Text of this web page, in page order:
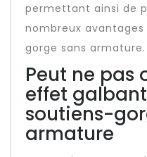
permettant ainsi de
nombreux
gorge sans armature.
Peut ne pas
effet
soutiens-
armature